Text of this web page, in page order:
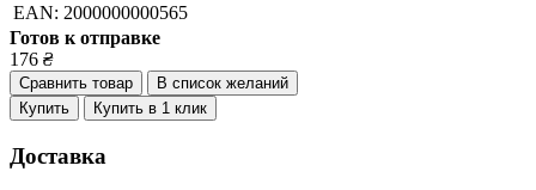
EAN: 2000000000565
Готов к отправке
176 ₴
Сравнить товар
В список желаний
Купить
Купить в 1 клик
Доставка